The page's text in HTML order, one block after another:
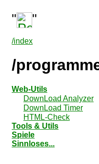
" "
/index
/
Web-Utils
DownLoad Analyzer
DownLoad Timer
HTML-Check
Tools & Utils
Spiele
Sinnloses...